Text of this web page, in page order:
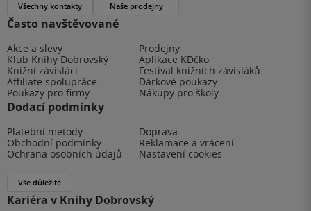
Často navštěvované
Akce a slevy
Prodejny
Klub Knihy Dobrovský
Aplikace KDčko
Knižní závisláci
Festival knižních závisláků
Affiliate spolupráce
Dárkové poukazy
Poukazy pro firmy
Nákupy pro školy
Dodací podmínky
Platební metody
Doprava
Obchodní podmínky
Reklamace a vrácení
Ochrana osobních údajů
Nastavení cookies
Vše důležité
Kariéra v Knihy Dobrovský
Všechny kontakty Naše prodejny